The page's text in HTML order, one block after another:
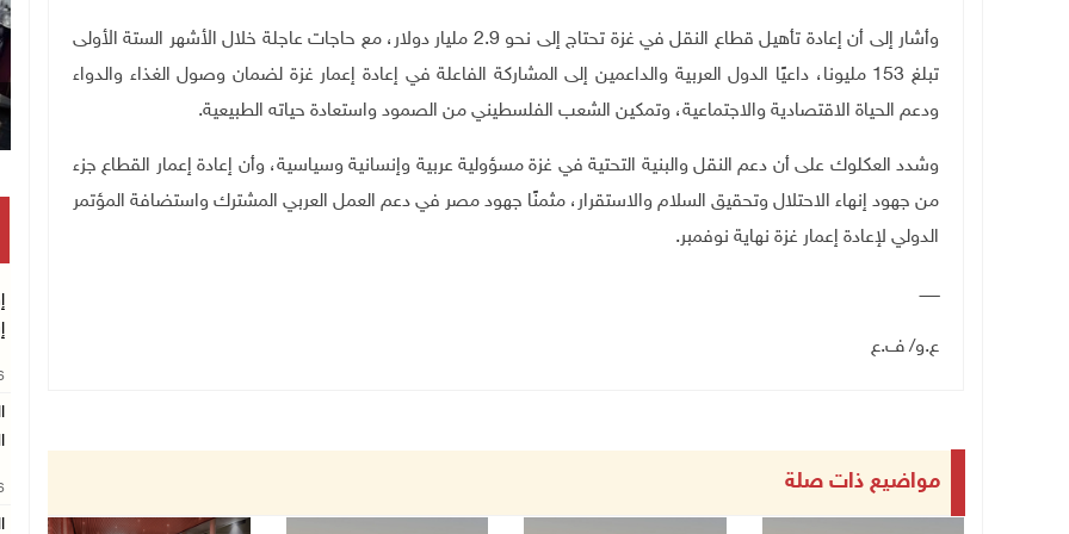
وأشار إلى أن إعادة تأهيل قطاع النقل في غزة تحتاج إلى نحو 2.9 مليار دولار، مع حاجات عاجلة خلال الأشهر الستة الأولى
تبلغ 153 مليونا، داعيًا الدول العربية والداعمين إلى المشاركة الفاعلة في إعادة إعمار غزة لضمان وصول الغذاء والدواء
ودعم الحياة الاقتصادية والاجتماعية، وتمكين الشعب الفلسطيني من الصمود واستعادة حياته الطبيعية.
وشدد العكلوك على أن دعم النقل والبنية التحتية في غزة مسؤولية عربية وإنسانية وسياسية، وأن إعادة إعمار القطاع جزء
من جهود إنهاء الاحتلال وتحقيق السلام والاستقرار، مثمنًا جهود مصر في دعم العمل العربي المشترك واستضافة المؤتمر
الدولي لإعادة إعمار غزة نهاية نوفمبر.
ــــــــ
ع.و/ ف.ع
مواضيع ذات صلة